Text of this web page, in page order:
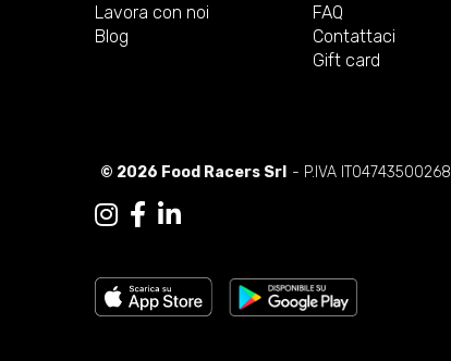
Lavora con noi
Blog
FAQ
Contattaci
Gift card
© 2026 Food Racers Srl - P.IVA IT04743500268